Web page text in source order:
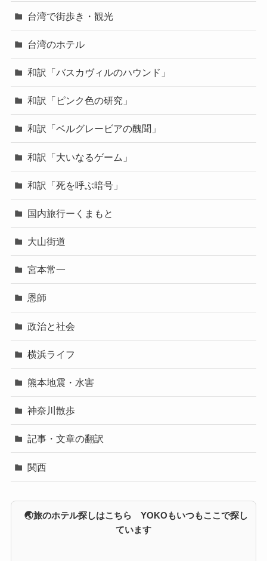
台湾で街歩き・観光
台湾のホテル
和訳「バスカヴィルのハウンド」
和訳「ピンク色の研究」
和訳「ベルグレービアの醜聞」
和訳「大いなるゲーム」
和訳「死を呼ぶ暗号」
国内旅行ーくまもと
大山街道
宮本常一
恩師
政治と社会
横浜ライフ
熊本地震・水害
神奈川散歩
記事・文章の翻訳
関西
🌏旅のホテル探しはこちら YOKOもいつもここで探し
ています